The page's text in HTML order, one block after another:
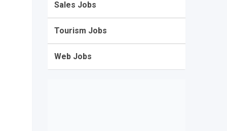
Sales Jobs
Tourism Jobs
Web Jobs